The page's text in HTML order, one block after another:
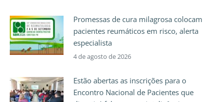
Promessas de cura milagrosa colocam
pacientes reumáticos em risco, alerta
especialista
4 de agosto de 2026
Estão abertas as inscrições para o
Encontro Nacional de Pacientes que